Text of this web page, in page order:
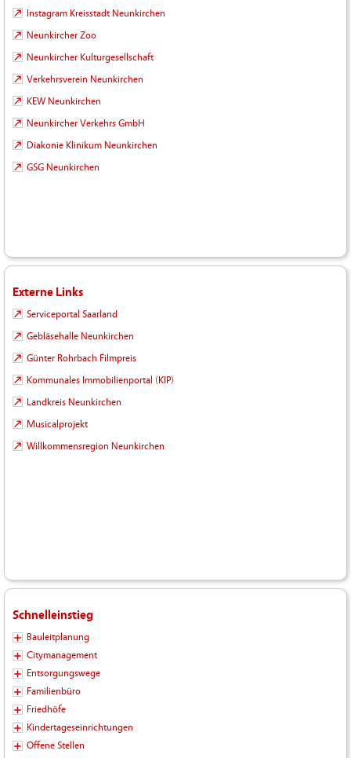
Instagram Kreisstadt Neunkirchen
Neunkircher Zoo
Neunkircher Kulturgesellschaft
Verkehrsverein Neunkirchen
KEW Neunkirchen
Neunkircher Verkehrs GmbH
Diakonie Klinikum Neunkirchen
GSG Neunkirchen
Externe Links
Serviceportal Saarland
Gebläsehalle Neunkirchen
Günter Rohrbach Filmpreis
Kommunales Immobilienportal (KIP)
Landkreis Neunkirchen
Musicalprojekt
Willkommensregion Neunkirchen
Schnelleinstieg
Bauleitplanung
Citymanagement
Entsorgungswege
Familienbüro
Friedhöfe
Kindertageseinrichtungen
Offene Stellen